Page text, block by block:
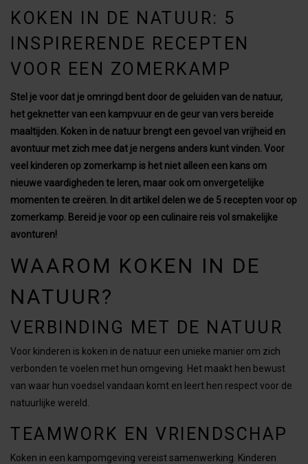
KOKEN IN DE NATUUR: 5
INSPIRERENDE RECEPTEN
VOOR EEN ZOMERKAMP
Stel je voor dat je omringd bent door de geluiden van de natuur,
het geknetter van een kampvuur en de geur van vers bereide
maaltijden. Koken in de natuur brengt een gevoel van vrijheid en
avontuur met zich mee dat je nergens anders kunt vinden. Voor
veel kinderen op zomerkamp is het niet alleen een kans om
nieuwe vaardigheden te leren, maar ook om onvergetelijke
momenten te creëren. In dit artikel delen we de 5 recepten voor op
zomerkamp. Bereid je voor op een culinaire reis vol smakelijke
avonturen!
WAAROM KOKEN IN DE
NATUUR?
VERBINDING MET DE NATUUR
Voor kinderen is koken in de natuur een unieke manier om zich
verbonden te voelen met hun omgeving. Het maakt hen bewust
van waar hun voedsel vandaan komt en leert hen respect voor de
natuurlijke wereld.
TEAMWORK EN VRIENDSCHAP
Koken in een kampomgeving vereist samenwerking. Kinderen